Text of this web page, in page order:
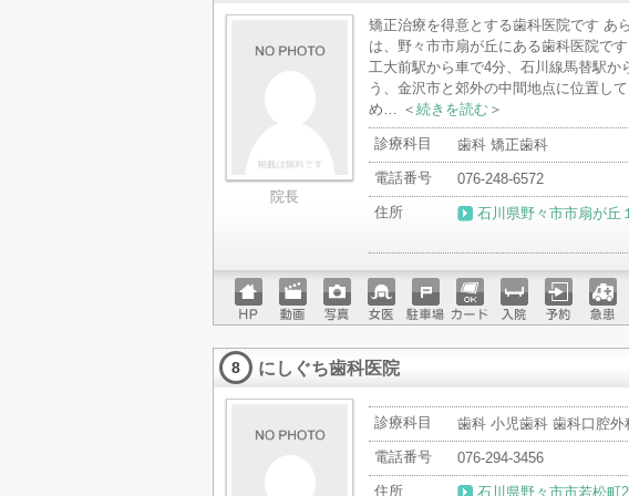
院長
矯正治療を得意とする歯科医院です あ
は、野々市市扇が丘にある歯科医院で
工大前駅から車で4分、石川線馬替駅か
う、金沢市と郊外の中間地点に位置し
め… ＜ 続きを読む ＞
診療科目
歯科 矯正歯科
電話番号
076-248-6572
住所
石川県野々市市扇が丘
ホーム
ページ
動画 写真 女医 駐車場クレジ
ットカ
入院 予約 急患
8 にしぐち歯科医院
診療科目
歯科 小児歯科 歯科口腔外
電話番号
076-294-3456
住所
石川県野々市市若松町